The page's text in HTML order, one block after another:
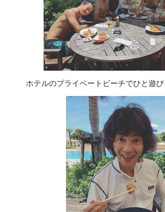
ホテルのプライベートビーチでひと遊